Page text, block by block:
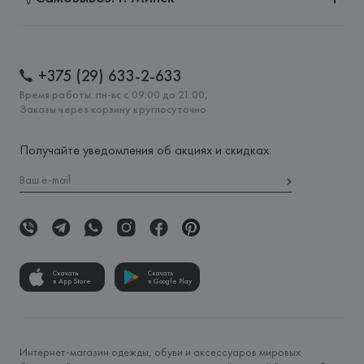
+375 (29) 633-2-633
Время работы: пн-вс с 09:00 до 21:00,
Заказы через корзину круглосуточно
Получайте уведомления об акциях и скидках:
Скачать
в App Store
Скачать
в Google Play
Интернет-магазин одежды, обуви и аксессуаров мировых